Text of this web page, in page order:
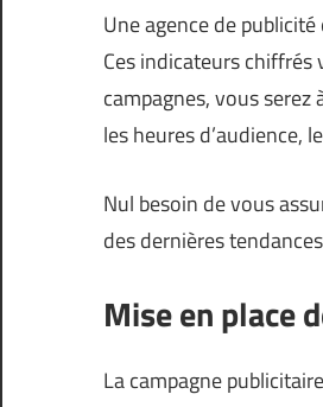
Une agence de
Ces indicateurs
campagnes, vous
les heures d’audience,
Nul besoin de vous
des dernières
Mise en place
La campagne